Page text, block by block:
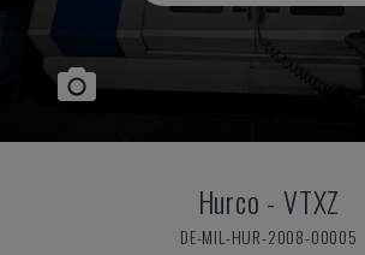
Hurco -VTXZ
DE-MIL-HUR-2008-00005